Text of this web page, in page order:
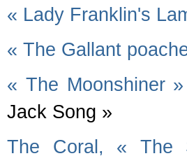
« Lady Franklin's
« The Gallant
« The Moonshiner »
Jack Song »
The Coral, « The